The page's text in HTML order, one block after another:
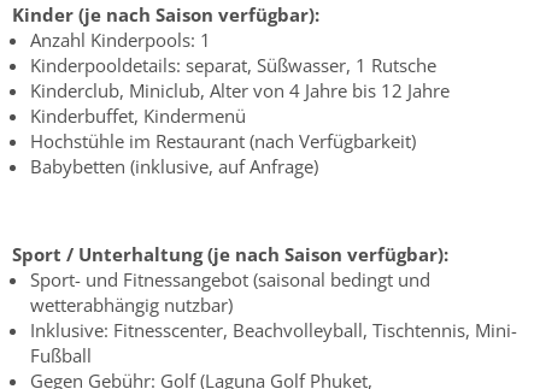
Kinder (je nach Saison verfügbar):
Anzahl Kinderpools: 1
Kinderpooldetails: separat, Süßwasser, 1 Rutsche
Kinderclub, Miniclub, Alter von 4 Jahre bis 12 Jahre
Kinderbuffet, Kindermenü
Hochstühle im Restaurant (nach Verfügbarkeit)
Babybetten (inklusive, auf Anfrage)
Sport / Unterhaltung (je nach Saison verfügbar):
Sport- und Fitnessangebot (saisonal bedingt und
wetterabhängig nutzbar)
Inklusive: Fitnesscenter, Beachvolleyball, Tischtennis, Mini-
Fußball
Gegen Gebühr: Golf (Laguna Golf Phuket,